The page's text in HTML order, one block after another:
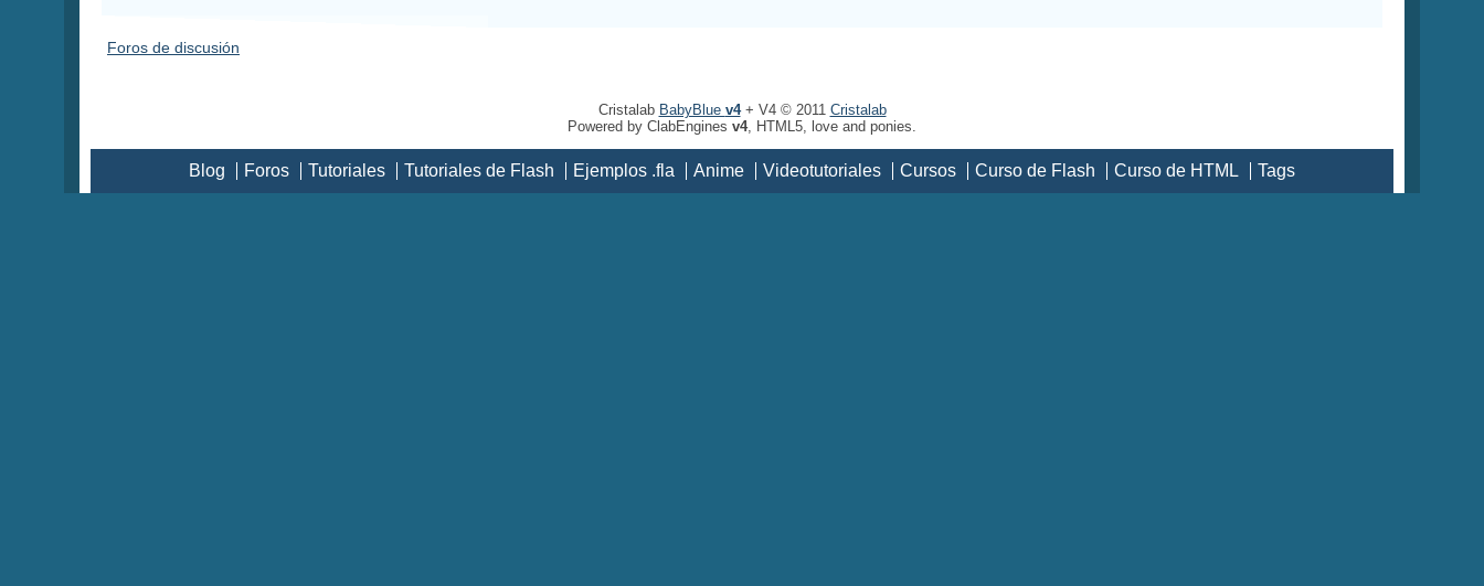
Foros de discusión
Cristalab BabyBlue v4+ V4 © 2011 Cristalab
Powered by ClabEngines v4, HTML5, love and ponies.
Blog Foros Tutoriales Tutoriales de Flash Ejemplos .fla Anime Videotutoriales Cursos Curso de Flash Curso de HTML Tags